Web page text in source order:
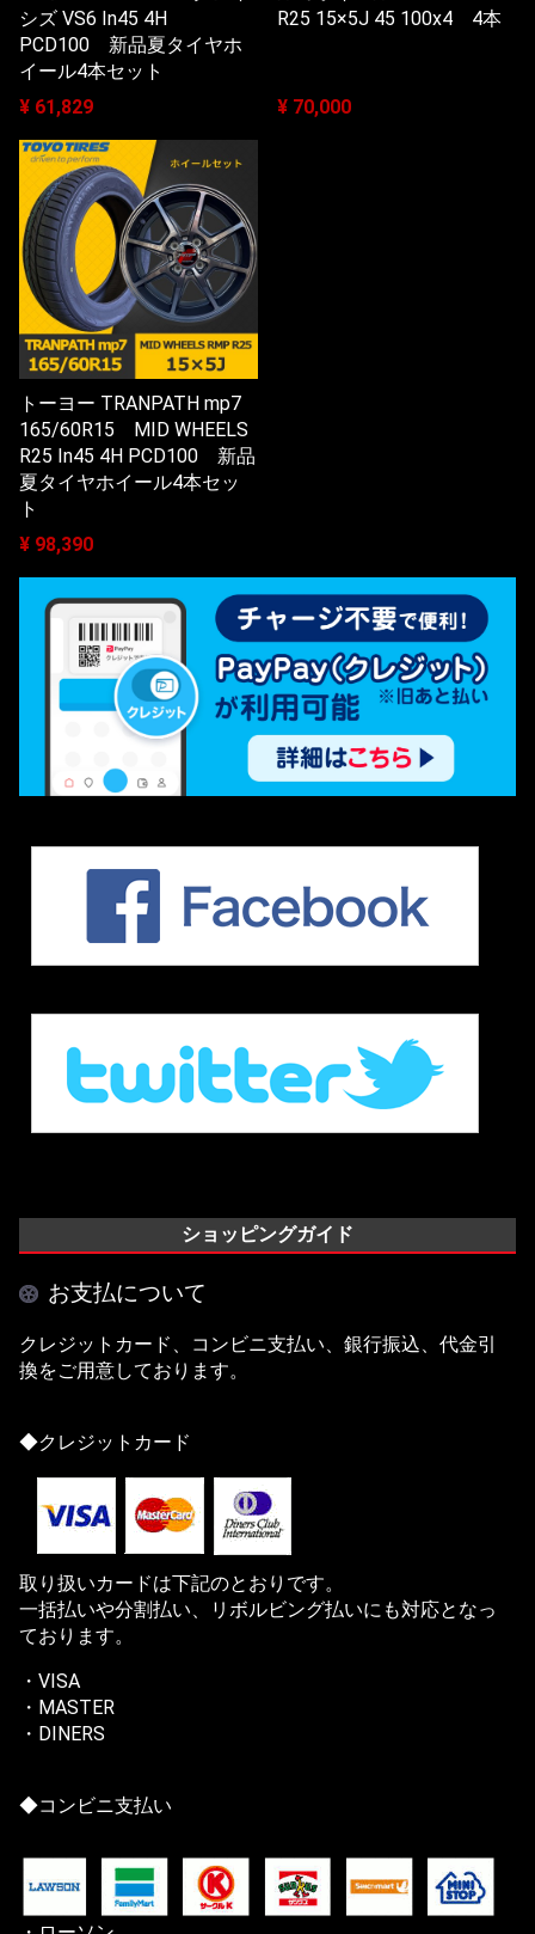
シズ VS6 In45 4H
PCD100 新品夏タイヤホ
イール4本セット
¥ 61,829
R25 15×5J 45 100x4 4本
¥ 70,000
トーヨー TRANPATH mp7
165/60R15 MID WHEELS
R25 In45 4H PCD100 新品
夏タイヤホイール4本セッ
ト
¥ 98,390
ショッピングガイド
お支払について
クレジットカード、コンビニ支払い、銀行振込、代金引
換をご用意しております。
◆クレジットカード
取り扱いカードは下記のとおりです。
一括払いや分割払い、リボルビング払いにも対応となっ
ております。
・VISA
・MASTER
・DINERS
◆コンビニ支払い